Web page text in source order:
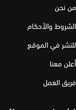
والأحكام
في الموقع
معنا
العمل